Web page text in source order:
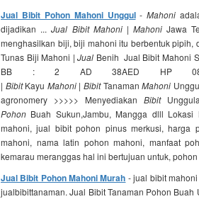
Jual Bibit Pohon Mahoni Unggul-Mahoni
dijadikan ...Jual Bibit Mahoni|Mahoni Jawa
menghasilkan biji, biji mahoni itu berbentuk
Tunas Biji Mahoni |Jual Benih Jual Bibit Mahoni
BB : 2 AD 38AED HP
| BibitKayu Mahoni| BibitTanamanMahoni
agronomery >>>>> Menyediakan Bibit
Pohon Buah Sukun,Jambu, Mangga dlll
mahoni, jual bibit pohon pinus merkusi, harga
mahoni, nama latin pohon mahoni, manfaat
kemarau meranggas hal ini bertujuan untuk,
Jual Bibit Pohon Mahoni Murah - jual bibit
jualbibittanaman. Jual Bibit Tanaman Pohon Buah